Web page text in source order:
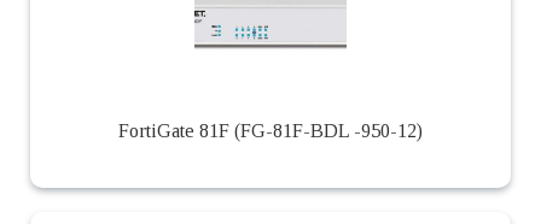
FortiGate 81F (FG-81F-BDL -950-12)